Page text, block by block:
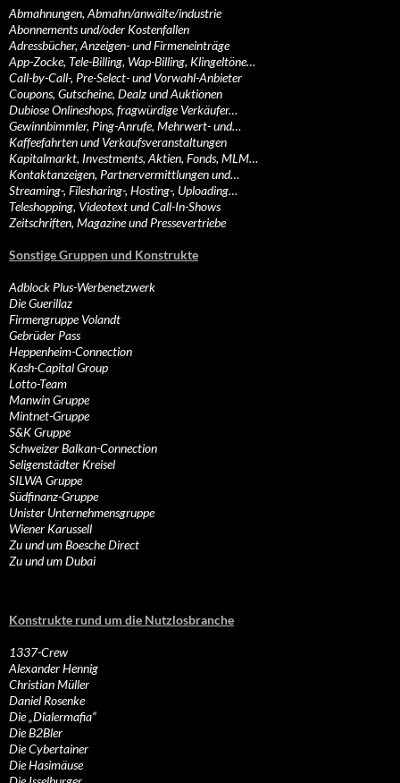
Abmahnungen, Abmahn/anwälte/industrie
Abonnements und/oder Kostenfallen
Adressbücher, Anzeigen- und Firmeneinträge
App-Zocke, Tele-Billing, Wap-Billing, Klingeltöne…
Call-by-Call-, Pre-Select- und Vorwahl-Anbieter
Coupons, Gutscheine, Dealz und Auktionen
Dubiose Onlineshops, fragwürdige Verkäufer…
Gewinnbimmler, Ping-Anrufe, Mehrwert- und…
Kaffeefahrten und Verkaufsveranstaltungen
Kapitalmarkt, Investments, Aktien, Fonds, MLM…
Kontaktanzeigen, Partnervermittlungen und…
Streaming-, Filesharing-, Hosting-, Uploading…
Teleshopping, Videotext und Call-In-Shows
Zeitschriften, Magazine und Pressevertriebe
Sonstige Gruppen und Konstrukte
Adblock Plus-Werbenetzwerk
Die Guerillaz
Firmengruppe Volandt
Gebrüder Pass
Heppenheim-Connection
Kash-Capital Group
Lotto-Team
Manwin Gruppe
Mintnet-Gruppe
S&K Gruppe
Schweizer Balkan-Connection
Seligenstädter Kreisel
SILWA Gruppe
Südfinanz-Gruppe
Unister Unternehmensgruppe
Wiener Karussell
Zu und um Boesche Direct
Zu und um Dubai
Konstrukte rund um die Nutzlosbranche
1337-Crew
Alexander Hennig
Christian Müller
Daniel Rosenke
Die „Dialermafia“
Die B2Bler
Die Cybertainer
Die Hasimäuse